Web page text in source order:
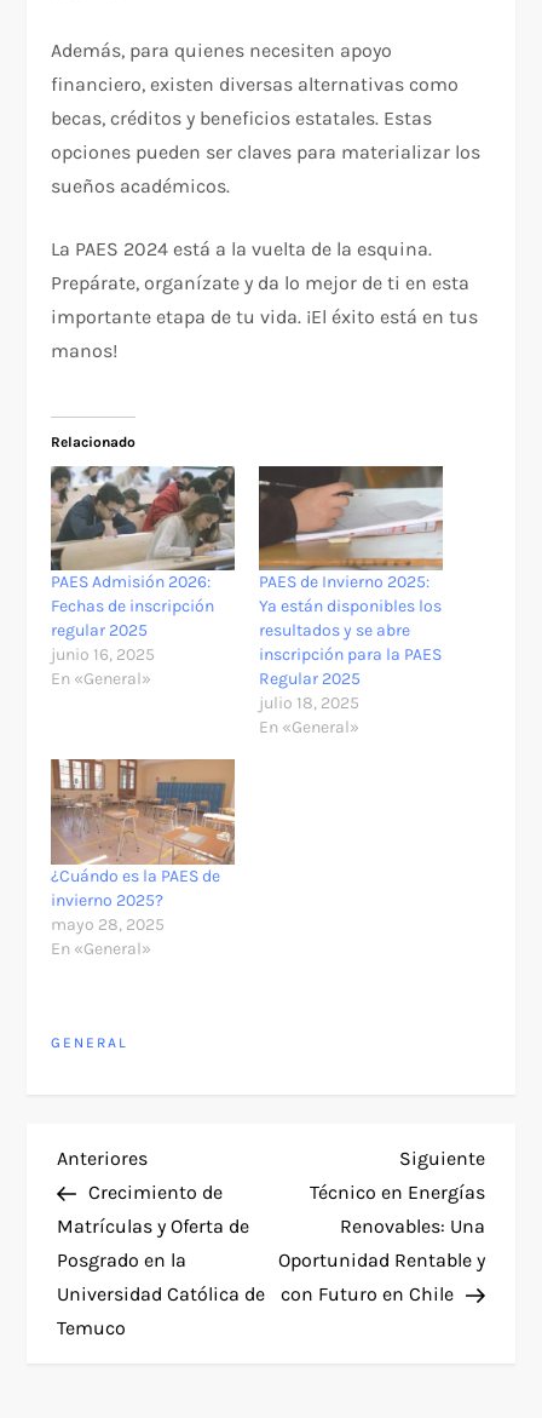
Además, para quienes necesiten apoyo
financiero, existen diversas alternativas como
becas, créditos y beneficios estatales. Estas
opciones pueden ser claves para materializar los
sueños académicos.
La PAES 2024 está a la vuelta de la esquina.
Prepárate, organízate y da lo mejor de ti en esta
importante etapa de tu vida. ¡El éxito está en tus
manos!
Relacionado
PAES Admisión 2026:
Fechas de inscripción
regular 2025
junio 16, 2025
En «General»
PAES de Invierno 2025:
Ya están disponibles los
resultados y se abre
inscripción para la PAES
Regular 2025
julio 18, 2025
En «General»
¿Cuándo es la PAES de
invierno 2025?
mayo 28, 2025
En «General»
GENERAL
N
a
v
e
Entrada
anterior
Anteriores
Crecimiento de
Matrículas y Oferta de
Posgrado en la
Universidad Católica de
Temuco
Siguiente
Técnico en Energías
Renovables: Una
Oportunidad Rentable y
con Futuro en Chile